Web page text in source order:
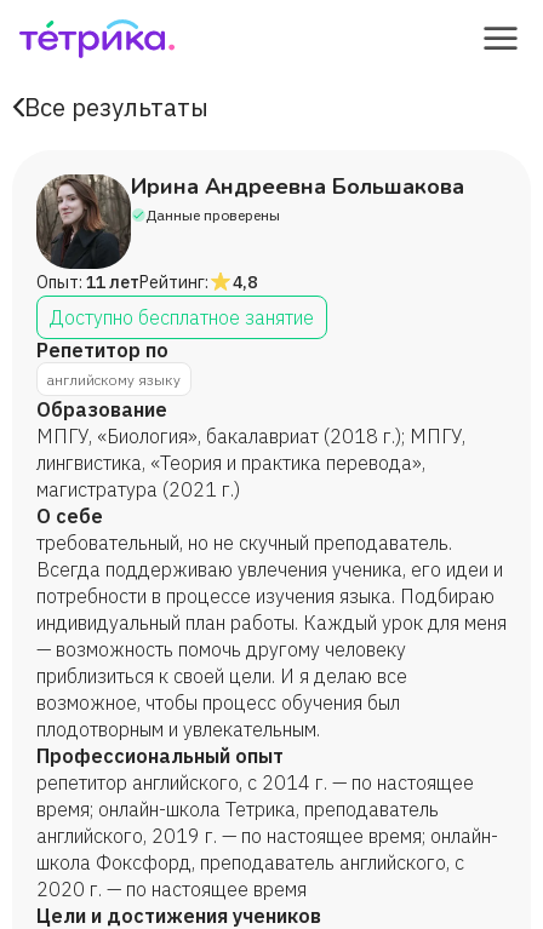
Все результаты
Ирина Андреевна Большакова
Данные проверены
Опыт: 11 летРейтинг: 4,8
Доступно бесплатное занятие
Репетитор по
английскому языку
Образование
МПГУ, «Биология», бакалавриат (2018 г.); МПГУ,
лингвистика, «Теория и практика перевода»,
магистратура (2021 г.)
О себе
требовательный, но не скучный преподаватель.
Всегда поддерживаю увлечения ученика, его идеи и
потребности в процессе изучения языка. Подбираю
индивидуальный план работы. Каждый урок для меня
— возможность помочь другому человеку
приблизиться к своей цели. И я делаю все
возможное, чтобы процесс обучения был
плодотворным и увлекательным.
Профессиональный опыт
репетитор английского, с 2014 г. — по настоящее
время; онлайн-школа Тетрика, преподаватель
английского, 2019 г. — по настоящее время; онлайн-
школа Фоксфорд, преподаватель английского, с
2020 г. — по настоящее время
Цели и достижения учеников